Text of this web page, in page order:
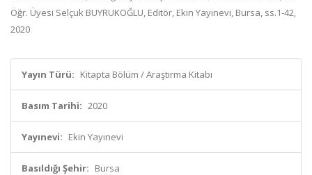
Öğr. Üyesi Selçuk BUYRUKOĞLU, Editör, Ekin Yayınevi, Bursa, ss.1-42,
2020
Yayın Türü: Kitapta Bölüm / Araştırma Kitabı
Basım Tarihi: 2020
Yayınevi: Ekin Yayınevi
Basıldığı Şehir: Bursa